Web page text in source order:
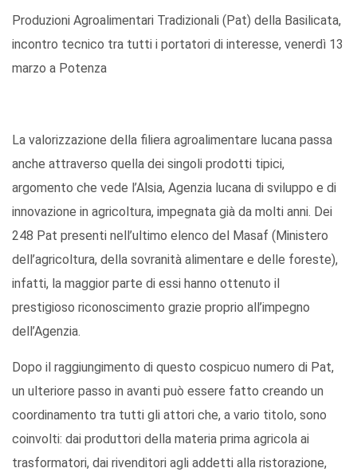
Produzioni Agroalimentari Tradizionali (Pat) della Basilicata,
incontro tecnico tra tutti i portatori di interesse, venerdì 13
marzo a Potenza
La valorizzazione della filiera agroalimentare lucana passa
anche attraverso quella dei singoli prodotti tipici,
argomento che vede l’Alsia, Agenzia lucana di sviluppo e di
innovazione in agricoltura, impegnata già da molti anni. Dei
248 Pat presenti nell’ultimo elenco del Masaf (Ministero
dell’agricoltura, della sovranità alimentare e delle foreste),
infatti, la maggior parte di essi hanno ottenuto il
prestigioso riconoscimento grazie proprio all’impegno
dell’Agenzia.
Dopo il raggiungimento di questo cospicuo numero di Pat,
un ulteriore passo in avanti può essere fatto creando un
coordinamento tra tutti gli attori che, a vario titolo, sono
coinvolti: dai produttori della materia prima agricola ai
trasformatori, dai rivenditori agli addetti alla ristorazione,